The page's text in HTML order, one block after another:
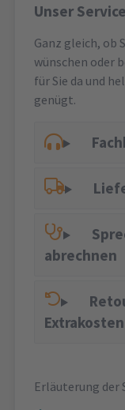
Unser
Ganz gleich, ob
wünschen oder
für Sie da und
genügt.
abrechnen
Extrakosten
Erläuterung der